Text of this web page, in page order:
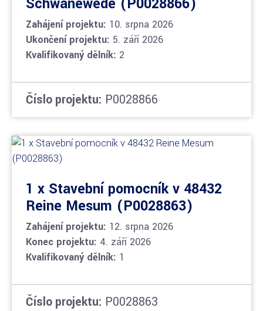
Zahájení projektu: 10. srpna 2026
Ukončení projektu: 5. září 2026
Kvalifikovaný dělník: 2
Číslo projektu: P0028866
1 x Stavební pomocník v 48432
Reine Mesum (P0028863)
Zahájení projektu: 12. srpna 2026
Konec projektu: 4. září 2026
Kvalifikovaný dělník: 1
Číslo projektu: P0028863